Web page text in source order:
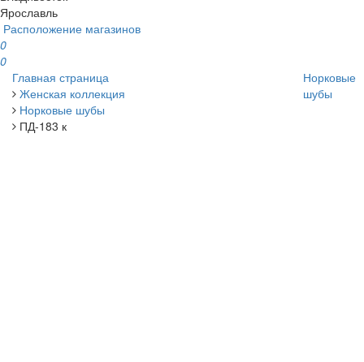
Ярославль
Расположение магазинов
0
0
Главная страница
Женская коллекция
Норковые шубы
ПД-183 к
Норковые
шубы